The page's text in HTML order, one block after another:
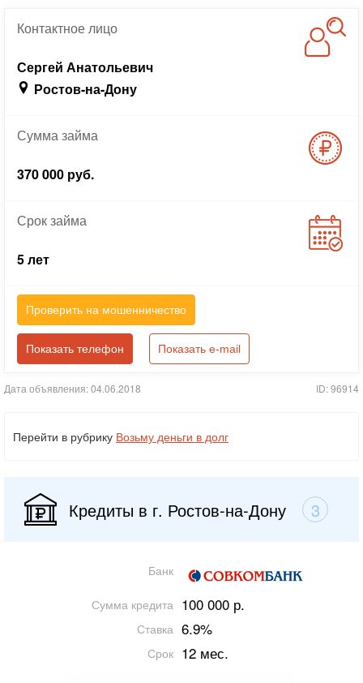
Контактноелицо
Сергей Анатольевич
Ростов-на-Дону
Суммазайма
370 000 руб.
Срокзайма
5 лет
Проверить на мошенничество
Показать телефон Показать e-mail
Дата объявления: 04.06.2018 ID: 96914
Перейти в рубрику Возьму деньги в долг
Кредиты в г. Ростов-на-Дону 3
Банк
Сумма кредита 100 000 р.
Ставка 6.9%
Срок 12 мес.